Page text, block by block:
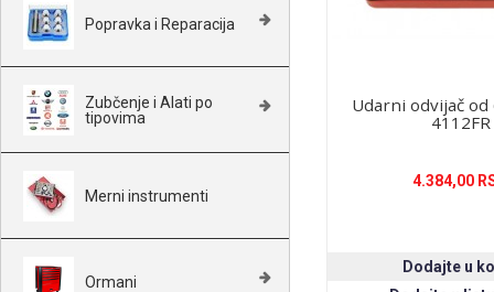
Popravka i Reparacija
Zubčenje i Alati po
tipovima
Merni instrumenti
Ormani
Udarni odvijač od
4112FR
4.384,00